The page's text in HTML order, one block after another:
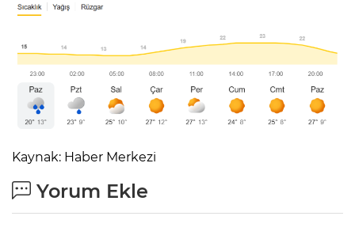
Kaynak: Haber Merkezi
Yorum Ekle